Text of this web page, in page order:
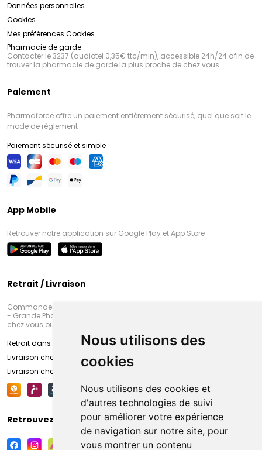
Nous utilisons des
cookies
Nous utilisons des cookies et
d'autres technologies de suivi
pour améliorer votre expérience
de navigation sur notre site, pour
vous montrer un contenu
Données personnelles
Cookies
Mes préférences Cookies
Pharmacie de garde :
Contacter le 3237 (audiotel 0,35€ ttc/min), accessible 24h/24 afin de
trouver la pharmacie de garde la plus proche de chez vous
Paiement
Pharmaforce offre un paiement entièrement sécurisé, quel que soit le
mode de règlement
Paiement sécurisé et simple
App Mobile
Retrouver notre application sur Google Play et App Store
Retrait / Livraison
Commandez en ligne et venez chercher votre commande à Amiens
- Grande Pharmacie d’Amiens (Fachon) ou recevez-là rapidement
chez vous ou en point retrait
Retrait dans la pharmacie d’Amiens
Livraison chez vous
Livraison chez votre commerçant
Retrouvez-nous sur vos réseaux sociaux